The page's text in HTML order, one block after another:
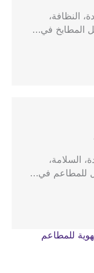
النظافة،
المطابخ في…
السلامة،
للمطاعم في…
للمطاعم